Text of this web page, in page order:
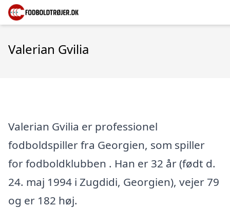
Valerian Gvilia
Valerian Gvilia er professionel
fodboldspiller fra Georgien, som spiller
for fodboldklubben . Han er 32 år (født d.
24. maj 1994 i Zugdidi, Georgien), vejer 79
og er 182 høj.